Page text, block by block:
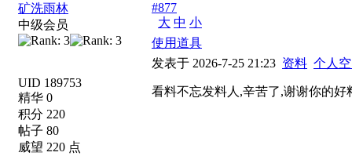
矿洗雨林
中级会员
UID 189753
精华 0
积分 220
帖子 80
威望 220 点
#877
大 中 小
使用道具
发表于 2026-7-25 21:23 资料 个人
看料不忘发料人,辛苦了,谢谢你的好